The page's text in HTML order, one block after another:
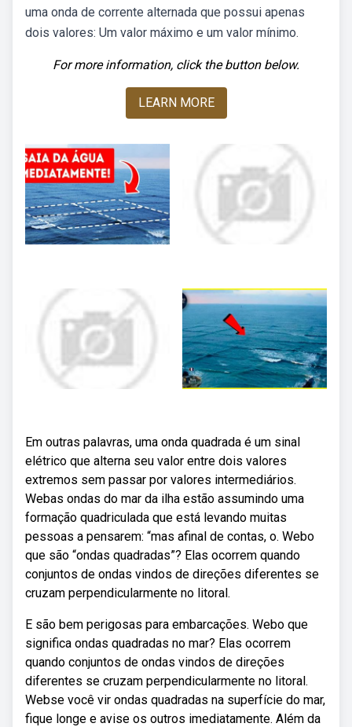
uma onda de corrente alternada que possui apenas
dois valores: Um valor máximo e um valor mínimo.
For more information, click the button below.
LEARN MORE
Em outras palavras, uma onda quadrada é um sinal
elétrico que alterna seu valor entre dois valores
extremos sem passar por valores intermediários.
Webas ondas do mar da ilha estão assumindo uma
formação quadriculada que está levando muitas
pessoas a pensarem: “mas afinal de contas, o. Webo
que são “ondas quadradas”? Elas ocorrem quando
conjuntos de ondas vindos de direções diferentes se
cruzam perpendicularmente no litoral.
E são bem perigosas para embarcações. Webo que
significa ondas quadradas no mar? Elas ocorrem
quando conjuntos de ondas vindos de direções
diferentes se cruzam perpendicularmente no litoral.
Webse você vir ondas quadradas na superfície do mar,
fique longe e avise os outros imediatamente. Além da